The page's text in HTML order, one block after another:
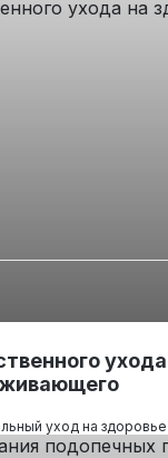
уход на здоровье